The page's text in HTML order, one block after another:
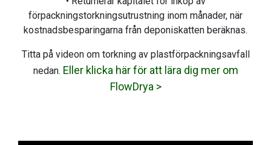
förpackningstorkningsutrustning inom månader, när
kostnadsbesparingarna från deponiskatten beräknas.
Titta på videon om torkning av plastförpackningsavfall
nedan. Eller klicka här för att lära dig mer om
FlowDrya >